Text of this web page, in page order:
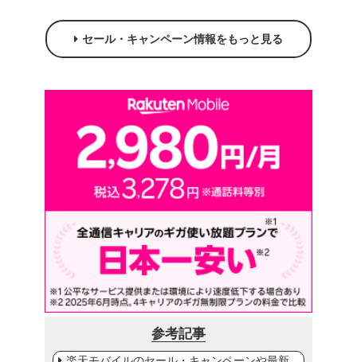
セール・キャンペーン情報をもっと見る
参考記事